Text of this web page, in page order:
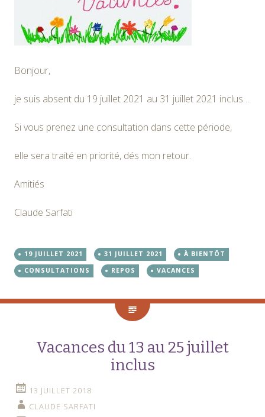
Bonjour,
je suis absent du 19 juillet 2021 au 31 juillet 2021 inclus…
Si vous prenez une consultation dans cette période,
elle sera traité en priorité, dés mon retour.
Amitiés
Claude Sarfati
19 JUILLET 2021 31 JUILLET 2021
À BIENTÔT
CONSULTATIONS
REPOS VACANCES
Vacances du 13 au 25 juillet
inclus
13 JUILLET 2018
CLAUDE SARFATI